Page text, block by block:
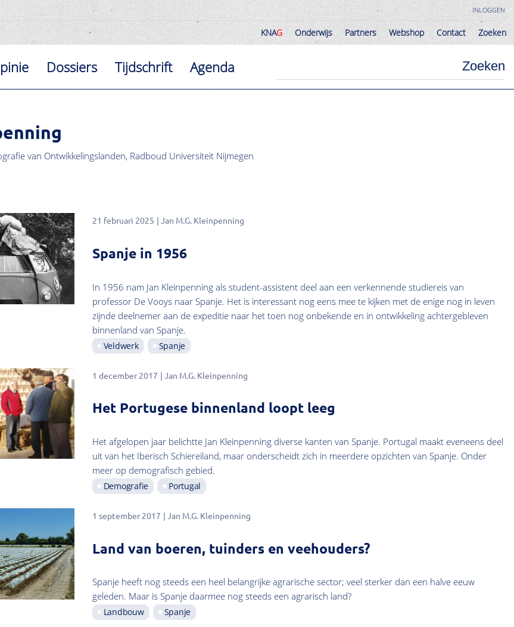
INLOGGEN
KNAG Onderwijs Partners Webshop Contact Zoeken
Dossiers Tijdschrift Agenda
van Ontwikkelingslanden, Radboud Universiteit Nijmegen
21 februari 2025 Jan M.G. Kleinpenning
Spanje in 1956
In 1956 nam Jan Kleinpenning als student-assistent deel aan een verkennende studiereis van
professor De Vooys naar Spanje. Het is interessant nog eens mee te kijken met de enige nog in leven
zijnde deelnemer aan de expeditie naar het toen nog onbekende en in ontwikkeling achtergebleven
binnenland van Spanje.
Veldwerk Spanje
1 december 2017 Jan M.G. Kleinpenning
Het Portugese binnenland loopt leeg
Het afgelopen jaar belichtte Jan Kleinpenning diverse kanten van Spanje. Portugal maakt eveneens deel
uit van het Iberisch Schiereiland, maar onderscheidt zich in meerdere opzichten van Spanje. Onder
meer op demografisch gebied.
Demografie Portugal
1 september 2017 Jan M.G. Kleinpenning
Land van boeren, tuinders en veehouders?
Spanje heeft nog steeds een heel belangrijke agrarische sector; veel sterker dan een halve eeuw
geleden. Maar is Spanje daarmee nog steeds een agrarisch land?
Landbouw Spanje